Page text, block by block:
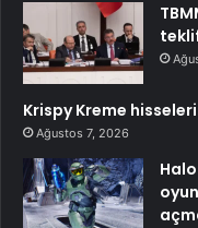
Krispy Kreme
Ağustos 7, 2026